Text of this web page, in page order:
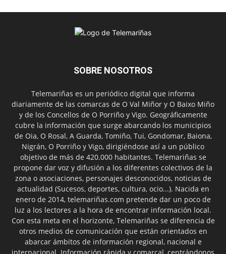
SOBRE NOSOTROS
Telemariñas es un periódico digital que informa
diariamente de las comarcas de O Val Miñor y O Baixo Miño
y de los Concellos de O Porriño y Vigo. Geográficamente
cubre la información que surge abarcando los municipios
de Oia, O Rosal, A Guarda, Tomiño, Tui, Gondomar, Baiona,
Nigrán, O Porriño y Vigo, dirigiéndose así a un público
objetivo de más de 420.000 habitantes. Telemariñas se
propone dar voz y difusión a los diferentes colectivos de la
zona o asociaciones, personajes desconocidos, noticias de
actualidad (Sucesos, deportes, cultura, ocio...). Nacida en
enero de 2014, telemariñas.com pretende dar un poco de
luz a los lectores a la hora de encontrar información local.
Con esta meta en el horizonte, Telemariñas se diferencia de
otros medios de comunicación que están orientados en
abarcar ámbitos de información regional, nacional e